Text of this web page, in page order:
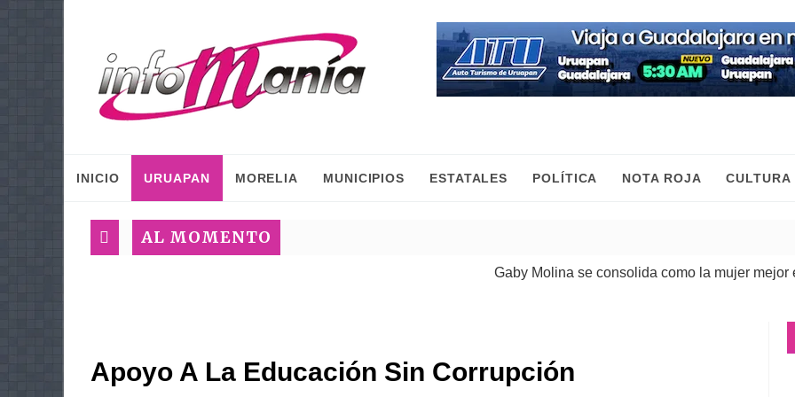
INICIO URUAPAN MORELIA MUNICIPIOS ESTATALES POLÍTICA NOTA ROJA CULTURA
AL MOMENTO
Gaby Molina se consolida como la mujer mejor
Apoyo A La Educación Sin Corrupción